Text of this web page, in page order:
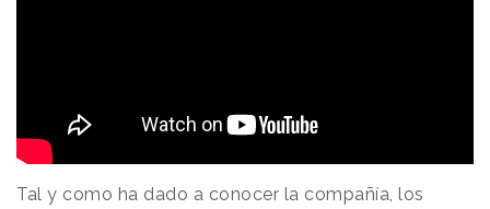
Tal y como ha dado a conocer la compañía, los